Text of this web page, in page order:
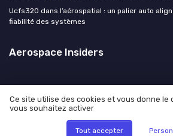
Ucfs320 dans l’aérospatial : un palier auto
fiabilité des systèmes
Aerospace Insiders
Mentions légales
© Aerospace Insiders
Ce site utilise des cookies et vous donne le
vous souhaitez activer
Tout accepter